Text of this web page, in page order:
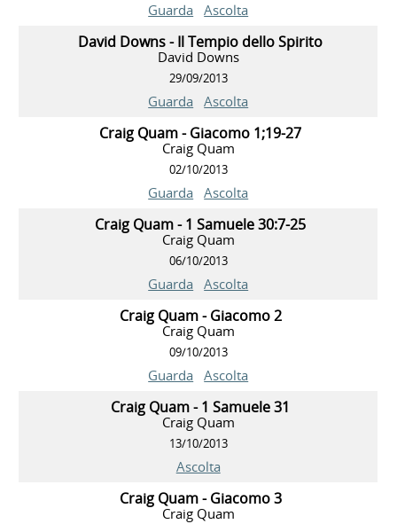
Guarda Ascolta
David Downs - Il Tempio dello Spirito
David Downs
29/09/2013
Guarda Ascolta
Craig Quam - Giacomo 1;19-27
Craig Quam
02/10/2013
Guarda Ascolta
Craig Quam - 1 Samuele 30:7-25
Craig Quam
06/10/2013
Guarda Ascolta
Craig Quam - Giacomo 2
Craig Quam
09/10/2013
Guarda Ascolta
Craig Quam - 1 Samuele 31
Craig Quam
13/10/2013
Ascolta
Craig Quam - Giacomo 3
Craig Quam